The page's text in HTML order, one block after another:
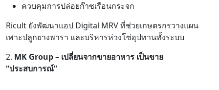
ควบคุมการปล่อยก๊าซเรือนกระจก
Ricult ยังพัฒนาแอป Digital MRV ที่ช่วยเกษตรกรวางแผน
เพาะปลูกยางพารา และบริหารห่วงโซ่อุปทานทั้งระบบ
2. MK Group – เปลี่ยนจากขายอาหาร เป็นขาย
“ประสบการณ์”